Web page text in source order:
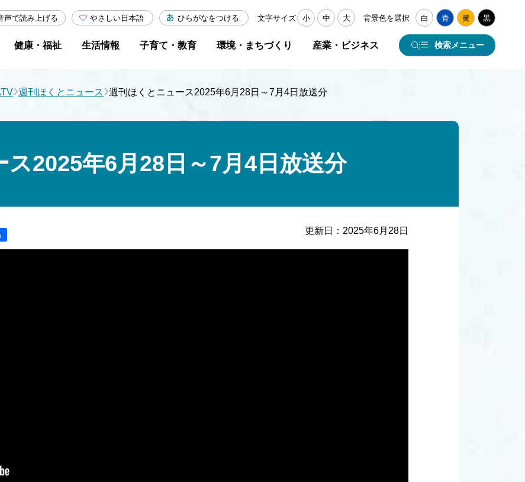
声で読み上げる やさしい日本語 ひらがなをつける 文字サイズ 小 中 大 背景色を選択 白 青 黄 黒
健康・福祉 生活情報 子育て・教育 環境・まちづくり 産業・ビジネス 検索メニュー
›週刊ほくとニュース›週刊ほくとニュース2025年6月28日～7月4日放送分
2025年6月28日～7月4日放送分
更新日： 2025年6月28日